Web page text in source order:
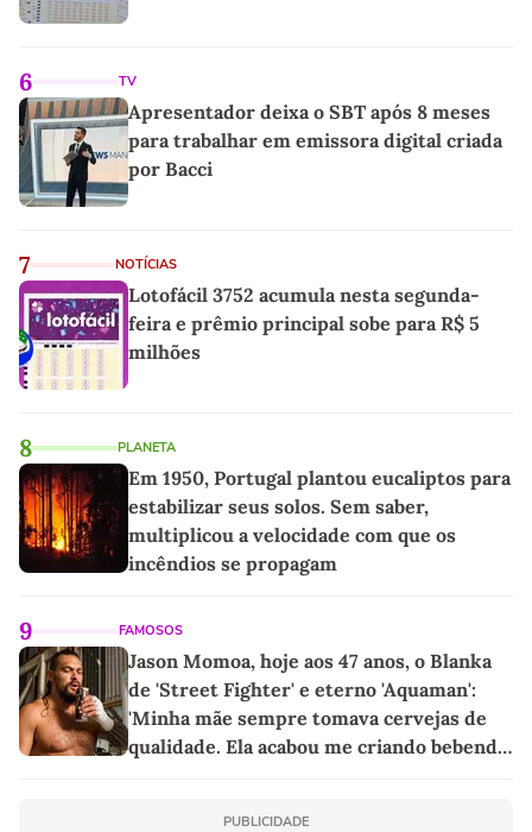
6 TV
Apresentador deixa o SBT após 8 meses
para trabalhar em emissora digital criada
por Bacci
7 NOTÍCIAS
Lotofácil 3752 acumula nesta segunda-
feira e prêmio principal sobe para R$ 5
milhões
8 PLANETA
Em 1950, Portugal plantou eucaliptos para
estabilizar seus solos. Sem saber,
multiplicou a velocidade com que os
incêndios se propagam
9 FAMOSOS
Jason Momoa, hoje aos 47 anos, o Blanka
de 'Street Fighter' e eterno 'Aquaman':
'Minha mãe sempre tomava cervejas de
qualidade. Ela acabou me criando bebendo
PUBLICIDADE